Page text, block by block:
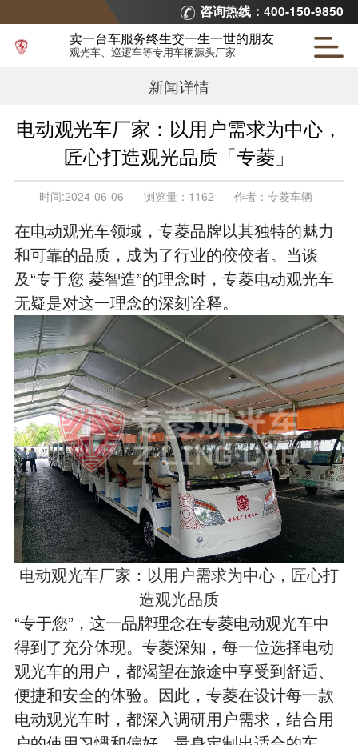
咨询热线：400-150-9850
卖一台车服务终生交一生一世的朋友
观光车、巡逻车等专用车辆源头厂家
新闻详情
电动观光车厂家：以用户需求为中心，
匠心打造观光品质「专菱」
时间:2024-06-06 浏览量： 1162 作者： 专菱车辆
在电动观光车领域，专菱品牌以其独特的魅力
和可靠的品质，成为了行业的佼佼者。当谈
及“专于您 菱智造”的理念时，专菱电动观光车
无疑是对这一理念的深刻诠释。
电动观光车厂家：以用户需求为中心，匠心打
造观光品质
“专于您”，这一品牌理念在专菱电动观光车中
得到了充分体现。专菱深知，每一位选择电动
观光车的用户，都渴望在旅途中享受到舒适、
便捷和安全的体验。因此，专菱在设计每一款
电动观光车时，都深入调研用户需求，结合用